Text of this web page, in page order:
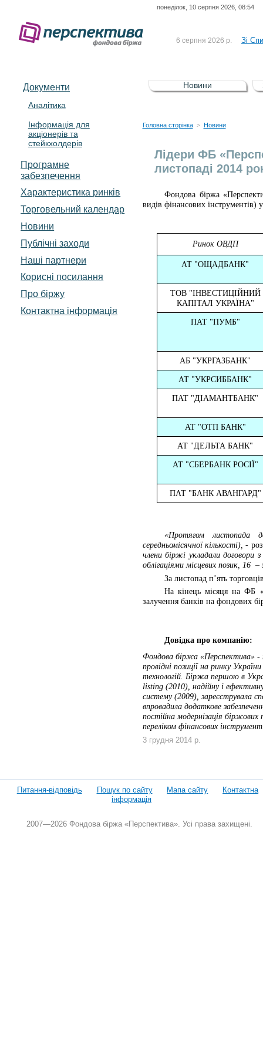
понеділок, 10 серпня 2026, 08:54
6 серпня 2026 р. Зі
5 серпня 2026 р.
Зі
UA4000232607)
4 серпня 2026 р.
Документи
Аналітика
Інформація для
акціонерів та
стейкхолдерів
Програмне
забезпечення
Характеристика pинків
Торговельний календар
Новини
Публічні заходи
Наші партнери
Корисні посилання
Про біржу
Контактна інформація
Новини
Головна сторінка > Новини
Лідери ФБ
листопаді 2014
Фондова біржа
видів фінансових інструментів)
Ринок ОВДП
АТ "ОЩАДБАНК"
ТОВ "ІНВЕСТИЦІЙНИЙ
КАПІТАЛ УКРАЇНА"
ПАТ "ПУМБ"
АБ "УКРГАЗБАНК"
АТ "УКРСИББАНК"
ПАТ "ДІАМАНТБАНК"
АТ "ОТП БАНК"
АТ "ДЕЛЬТА БАНК"
АТ "СБЕРБАНК РОСІЇ"
ПАТ "БАНК АВАНГАРД"
«Протягом листопада
середньомісячної кількості), -
члени біржі укладали
облігаціями місцевих позик, 16 –
За листопад п’ять
На кінець місяця на ФБ
залучення банків на фондових
Довідка про компанію:
Фондова біржа «Перспектива» -
провідні позиції на ринку
технологій. Біржа першою в
listing (2010), надійну і ефективну
систему (2009), зареєструвала
впровадила додаткове
постійна модернізація біржових
переліком фінансових
3 грудня 2014 р.
Питання-відповідь Пошук по сайту Мапа сайту
Контактна
інформація
2007—2026 Фондова біржа «Перспектива». Усі права захищені.